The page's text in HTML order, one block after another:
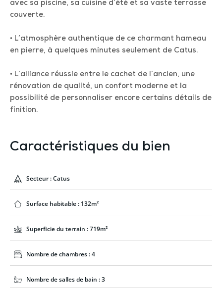
avec sa piscine, sa cuisine d’été et sa vaste terrasse
couverte.
• L’atmosphère authentique de ce charmant hameau
en pierre, à quelques minutes seulement de Catus.
• L’alliance réussie entre le cachet de l’ancien, une
rénovation de qualité, un confort moderne et la
possibilité de personnaliser encore certains détails de
finition.
Caractéristiques du bien
Secteur : Catus
Surface habitable : 132m²
Superficie du terrain : 719m²
Nombre de chambres : 4
Nombre de salles de bain : 3